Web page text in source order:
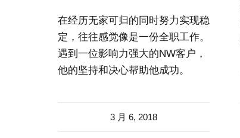
在经历无家可归的同时努力实现稳
定，往往感觉像是一份全职工作。
遇到一位影响力强大的NW客户，
他的坚持和决心帮助他成功。
3 月 6, 2018